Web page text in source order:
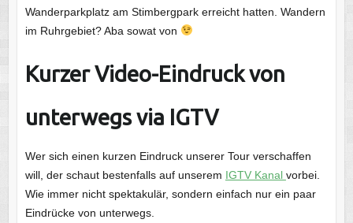
Wanderparkplatz am Stimbergpark erreicht hatten. Wandern
im Ruhrgebiet? Aba sowat von
Kurzer Video-Eindruck von
unterwegs via IGTV
Wer sich einen kurzen Eindruck unserer Tour verschaffen
will, der schaut bestenfalls auf unserem IGTV Kanal vorbei.
Wie immer nicht spektakulär, sondern einfach nur ein paar
Eindrücke von unterwegs.